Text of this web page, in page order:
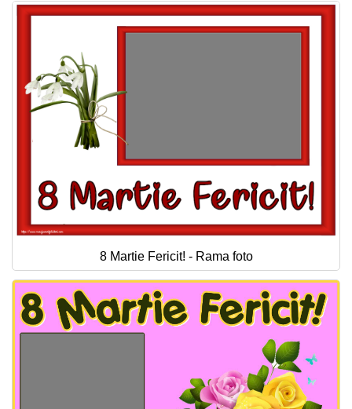
8 Martie Fericit! - Rama foto